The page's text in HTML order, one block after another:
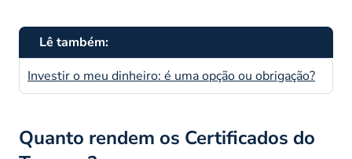
Lê também:
Investir o meu dinheiro: é uma opção ou obrigação?
Quanto rendem os Certificados do